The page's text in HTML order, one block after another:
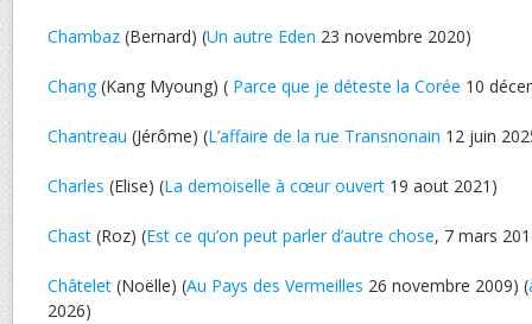
Chambaz (Bernard) (Un autre Eden 23 novembre 2020)
Chang(Kang Myoung) ( Parce que je déteste la Corée 10
Chantreau (Jérôme) (L’affaire de la rue Transnonain 12 juin
Charles (Elise) (La demoiselle à cœur ouvert 19 aout 2021)
Chast (Roz) (Est ce qu’on peut parler d’autre chose, 7 mars
Châtelet (Noëlle) (Au Pays des Vermeilles 26 novembre 2009) (
2026)